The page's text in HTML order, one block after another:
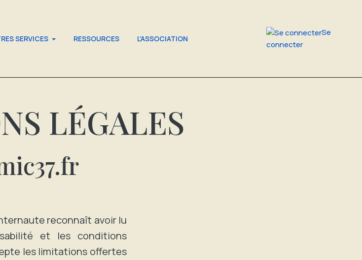
SERVICES RESSOURCES L'ASSOCIATION
Se
connecter
LÉGALES
reconnaît avoir lu
et les conditions
les limitations offertes